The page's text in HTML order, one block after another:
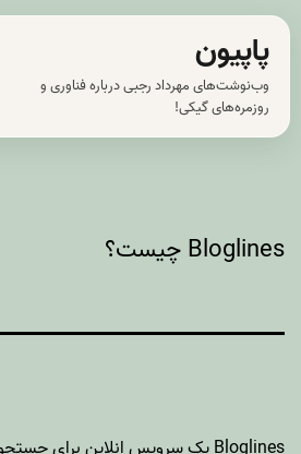
پرش
محتوا
پاپیون
وب‌نوشت‌های مهرداد رجبی درباره فناوری و
روزمره‌های گیکی!
Bloglines چیست؟